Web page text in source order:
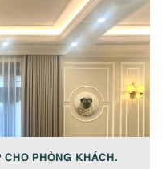
PHÒNG KHÁCH.